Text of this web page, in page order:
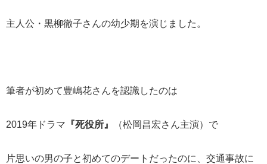
主人公・黒柳徹子さんの幼少期を演じました。
筆者が初めて豊嶋花さんを認識したのは
2019年ドラマ 『死役所』 （松岡昌宏さん主演）で
片思いの男の子と初めてのデートだったのに、交通事故に